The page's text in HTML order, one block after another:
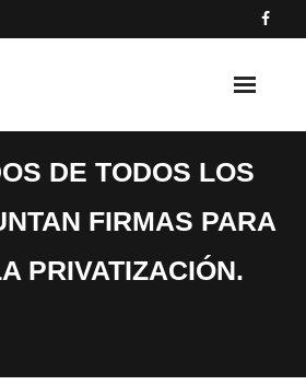
DE TODOS LOS
FIRMAS PARA
PRIVATIZACIÓN.